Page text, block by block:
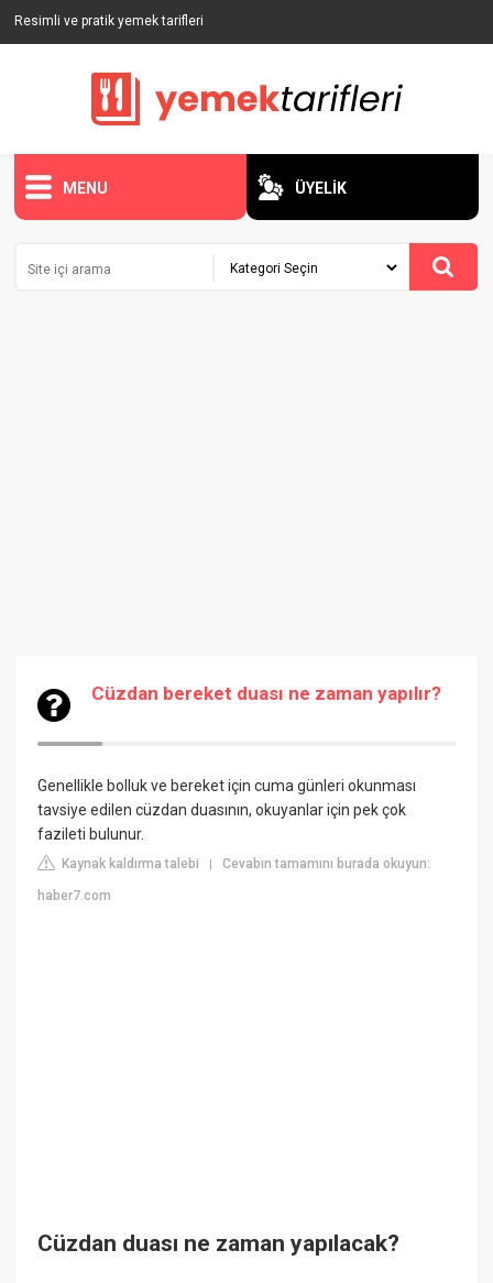
Resimli ve pratik yemek tarifleri
MENU ÜYELİK
Cüzdan bereket duası ne zaman yapılır?
Genellikle bolluk ve bereket için cuma günleri okunması
tavsiye edilen cüzdan duasının, okuyanlar için pek çok
fazileti bulunur.
Kaynak kaldırma talebi |Cevabın tamamını burada okuyun:
haber7.com
Cüzdan duası ne zaman yapılacak?